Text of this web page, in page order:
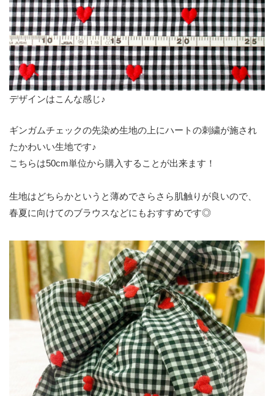
デザインはこんな感じ♪
ギンガムチェックの先染め生地の上にハートの刺繍が施され
たかわいい生地です♪
こちらは50cm単位から購入することが出来ます！
生地はどちらかというと薄めでさらさら肌触りが良いので、
春夏に向けてのブラウスなどにもおすすめです◎